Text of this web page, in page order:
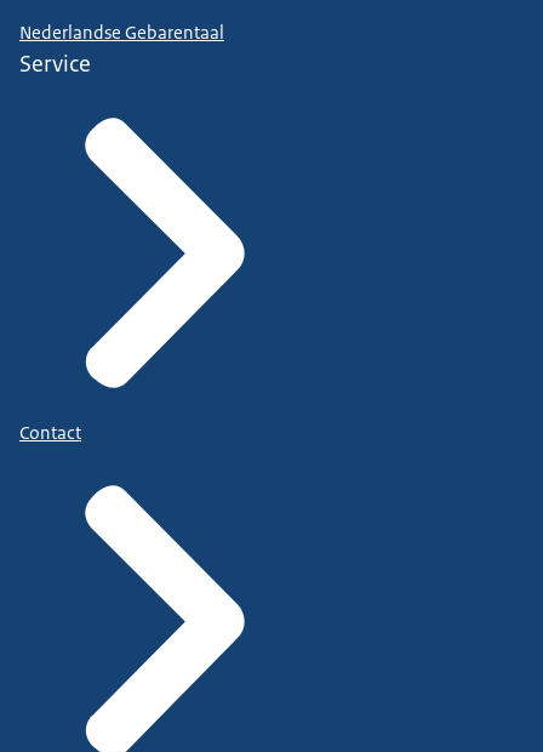
Nederlandse Gebarentaal
Service
Contact